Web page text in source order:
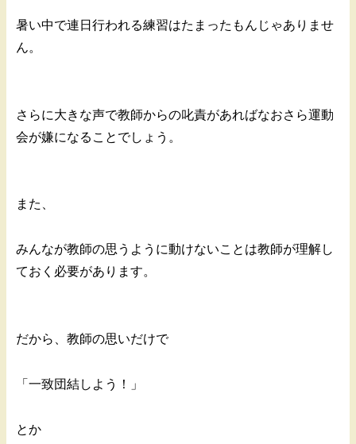
暑い中で連日行われる練習はたまったもんじゃありませ
ん。
さらに大きな声で教師からの叱責があればなおさら運動
会が嫌になることでしょう。
また、
みんなが教師の思うように動けないことは教師が理解し
ておく必要があります。
だから、教師の思いだけで
「一致団結しよう！」
とか